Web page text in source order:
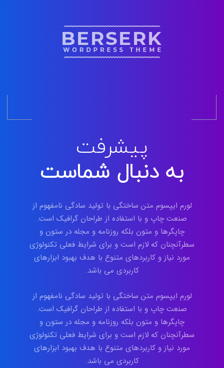
پیشرفت
به دنبال شماست
لورم ایپسوم متن ساختگی با تولید سادگی نامفهوم از
صنعت چاپ و با استفاده از طراحان گرافیک است.
چاپگرها و متون بلکه روزنامه و مجله در ستون و
سطرآنچنان که لازم است و برای شرایط فعلی تکنولوژی
مورد نیاز و کاربردهای متنوع با هدف بهبود ابزارهای
کاربردی می باشد.
لورم ایپسوم متن ساختگی با تولید سادگی نامفهوم از
صنعت چاپ و با استفاده از طراحان گرافیک است.
چاپگرها و متون بلکه روزنامه و مجله در ستون و
سطرآنچنان که لازم است و برای شرایط فعلی تکنولوژی
مورد نیاز و کاربردهای متنوع با هدف بهبود ابزارهای
کاربردی می باشد.